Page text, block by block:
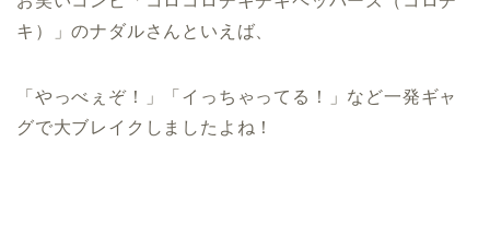
キ）」のナダルさんといえば、
「やっべぇぞ！」「イっちゃってる！」など一発ギャ
グで大ブレイクしましたよね！